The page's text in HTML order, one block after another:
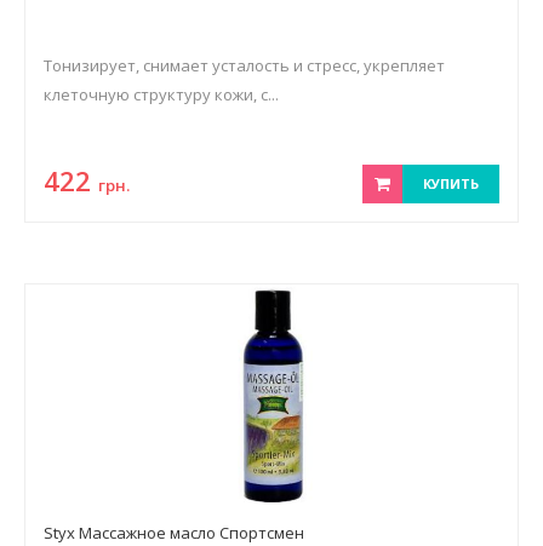
Тонизирует, снимает усталость и стресс, укрепляет
клеточную структуру кожи, с...
422 грн. КУПИТЬ
Styx Массажное масло Спортсмен